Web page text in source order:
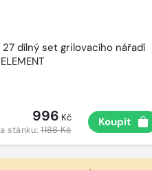
27 dílný set grilovacího nářadí
996 Kč
stánku:1188 Kč
Koupit